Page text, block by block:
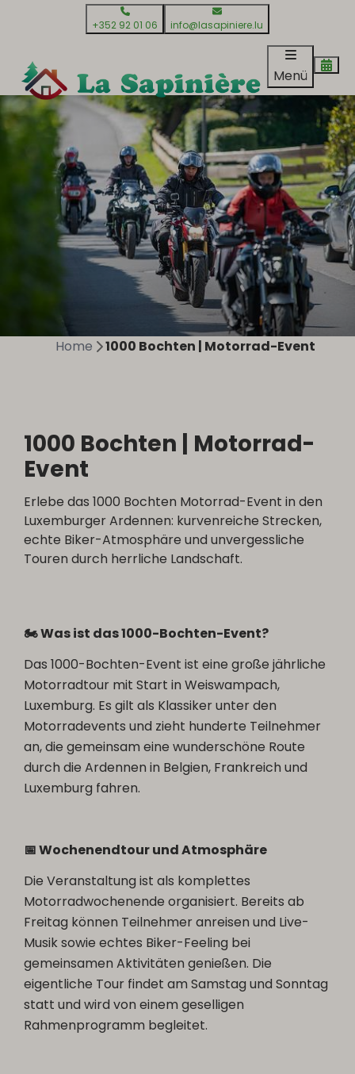
+352 92 01 06 info@lasapiniere.lu
Menü
Home 1000 Bochten | Motorrad-Event
1000 Bochten | Motorrad-
Event
Erlebe das 1000 Bochten Motorrad-Event in den
Luxemburger Ardennen: kurvenreiche Strecken,
echte Biker-Atmosphäre und unvergessliche
Touren durch herrliche Landschaft.
🏍️ Was ist das 1000-Bochten-Event?
Das 1000-Bochten-Event ist eine große jährliche
Motorradtour mit Start in Weiswampach,
Luxemburg. Es gilt als Klassiker unter den
Motorradevents und zieht hunderte Teilnehmer
an, die gemeinsam eine wunderschöne Route
durch die Ardennen in Belgien, Frankreich und
Luxemburg fahren.
📅 Wochenendtour und Atmosphäre
Die Veranstaltung ist als komplettes
Motorradwochenende organisiert. Bereits ab
Freitag können Teilnehmer anreisen und Live-
Musik sowie echtes Biker-Feeling bei
gemeinsamen Aktivitäten genießen. Die
eigentliche Tour findet am Samstag und Sonntag
statt und wird von einem geselligen
Rahmenprogramm begleitet.